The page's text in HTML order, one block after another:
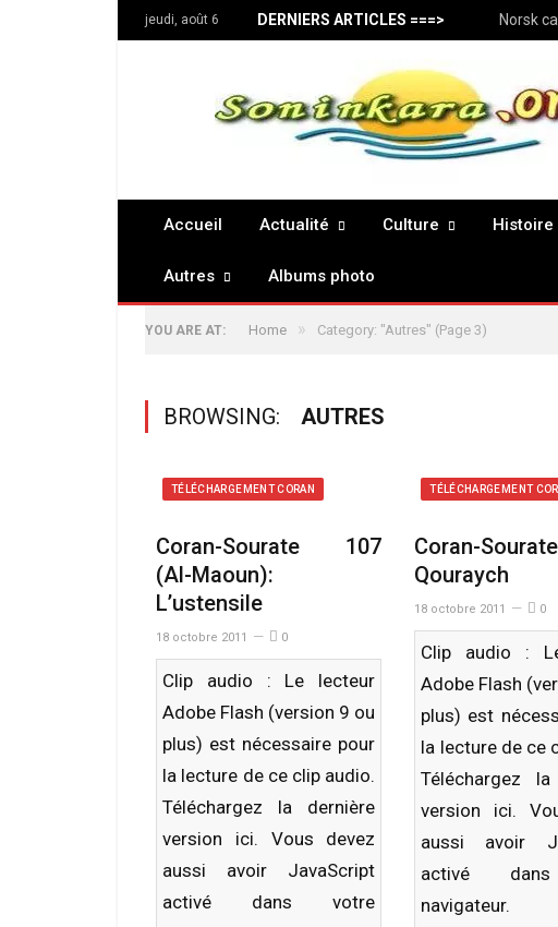
jeudi, août 6 DERNIERS ARTICLES ===> Norsk
Accueil Actualité Culture Histoire
Autres Albums photo
YOU ARE AT: Home » Category: "Autres" (Page 3)
BROWSING: AUTRES
TÉLÉCHARGEMENT CORAN
Coran-Sourate 107
(Al-Maoun):
L’ustensile
18 octobre 2011 0
Clip audio : Le lecteur
Adobe Flash (version 9 ou
plus) est nécessaire pour
la lecture de ce clip audio.
Téléchargez la dernière
version ici. Vous devez
aussi avoir JavaScript
activé dans votre
TÉLÉCHARGEMENT
Coran-
Qouraych
18 octobre 2011 0
Clip audio :
Adobe Flash
plus) est
la lecture de ce
Téléchargez
version ici.
aussi avoir
activé
navigateur.